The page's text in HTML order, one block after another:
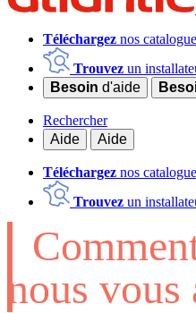
Téléchargez nos
Trouvez un
Besoin d'aide
Rechercher
Aide
Aide
Téléchargez nos
Trouvez un
nous vous